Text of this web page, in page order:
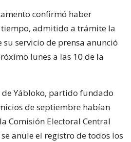
confirmó haber
admitido a trámite la
servicio de prensa anunció
lunes a las 10 de la
de Yábloko, partido fundado
de septiembre habían
Comisión Electoral Central
se anule el registro de todos los